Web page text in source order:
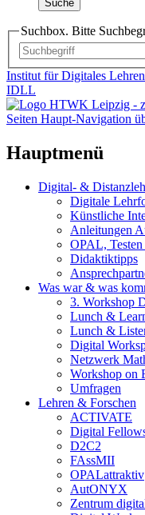
Suche
Suchbox. Bitte
Institut für Digitales
IDLL
Seiten Haupt-Navigation
Hauptmenü
Digital- &
Digitale
Künstliche
Anleitungen
OPAL,
Didaktiktipps
Was war & was
3. Workshop
Lunch &
Lunch &
Digital
Netzwerk
Workshop on
Umfragen
Lehren & Forschen
ACTIVATE
Digital
D2C2
FAssMII
OPALattraktiv
AutONYX
Zentrum